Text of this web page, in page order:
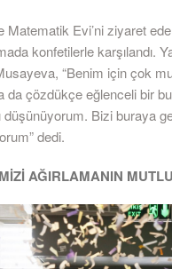
Matematik Evi’ni ziyaret
konfetilerle karşılandı.
“Benim için çok
da çözdükçe eğlenceli bir
düşünüyorum. Bizi buraya
dedi.
AĞIRLAMANIN